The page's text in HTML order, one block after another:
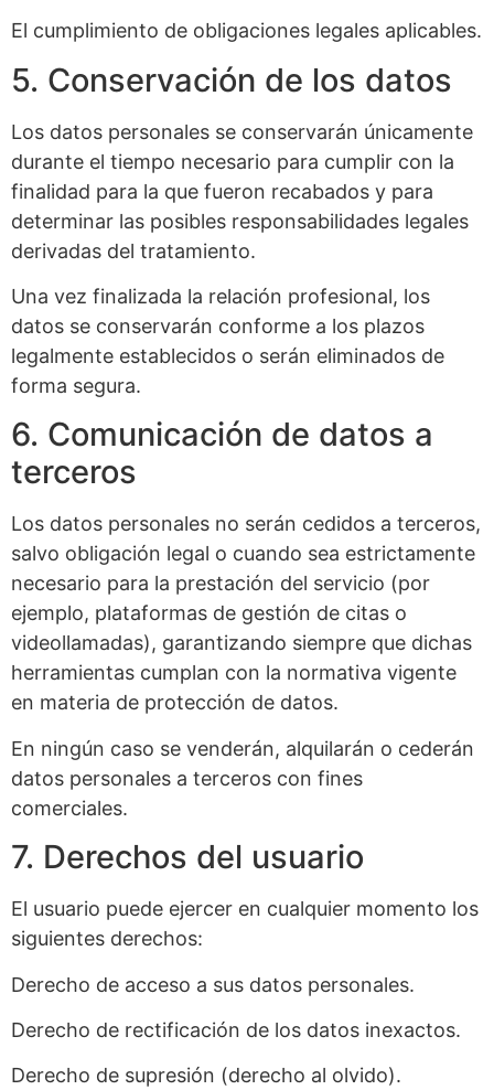
El cumplimiento de obligaciones legales aplicables.
5. Conservación de los datos
Los datos personales se conservarán únicamente
durante el tiempo necesario para cumplir con la
finalidad para la que fueron recabados y para
determinar las posibles responsabilidades legales
derivadas del tratamiento.
Una vez finalizada la relación profesional, los
datos se conservarán conforme a los plazos
legalmente establecidos o serán eliminados de
forma segura.
6. Comunicación de datos a
terceros
Los datos personales no serán cedidos a terceros,
salvo obligación legal o cuando sea estrictamente
necesario para la prestación del servicio (por
ejemplo, plataformas de gestión de citas o
videollamadas), garantizando siempre que dichas
herramientas cumplan con la normativa vigente
en materia de protección de datos.
En ningún caso se venderán, alquilarán o cederán
datos personales a terceros con fines
comerciales.
7. Derechos del usuario
El usuario puede ejercer en cualquier momento los
siguientes derechos:
Derecho de acceso a sus datos personales.
Derecho de rectificación de los datos inexactos.
Derecho de supresión (derecho al olvido).